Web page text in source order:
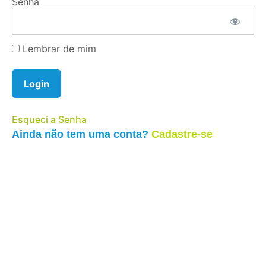
Lembrar de mim
Esqueci a Senha
Ainda não tem uma conta? Cadastre-se